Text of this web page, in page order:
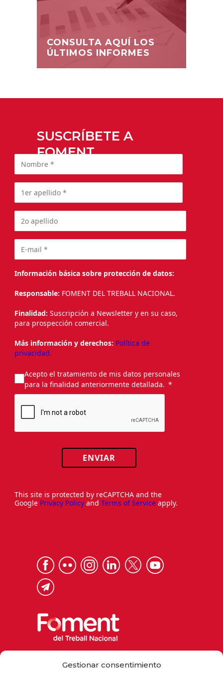
Gestionar consentimiento
CONSULTA AQUÍ LOS
ÚLTIMOS INFORMES
SUSCRÍBETE A
FOMENT
Información básica sobre protección de datos:
Responsable: FOMENT DEL TREBALL NACIONAL.
Finalidad: Suscripción a Newsletter y en su caso,
para prospección comercial.
Más información y derechos: Política de
privacidad.
Acepto el tratamiento de mis datos personales
para la finalidad anteriormente detallada.
ENVIAR
This site is protected by reCAPTCHA and the
Google Privacy Policy and Terms of Service apply.